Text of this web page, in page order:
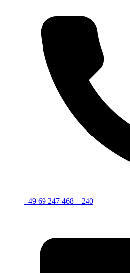
+49 69 247 468 – 240